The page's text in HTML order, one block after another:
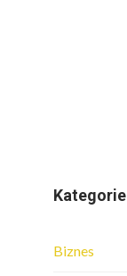
Kategorie
Biznes